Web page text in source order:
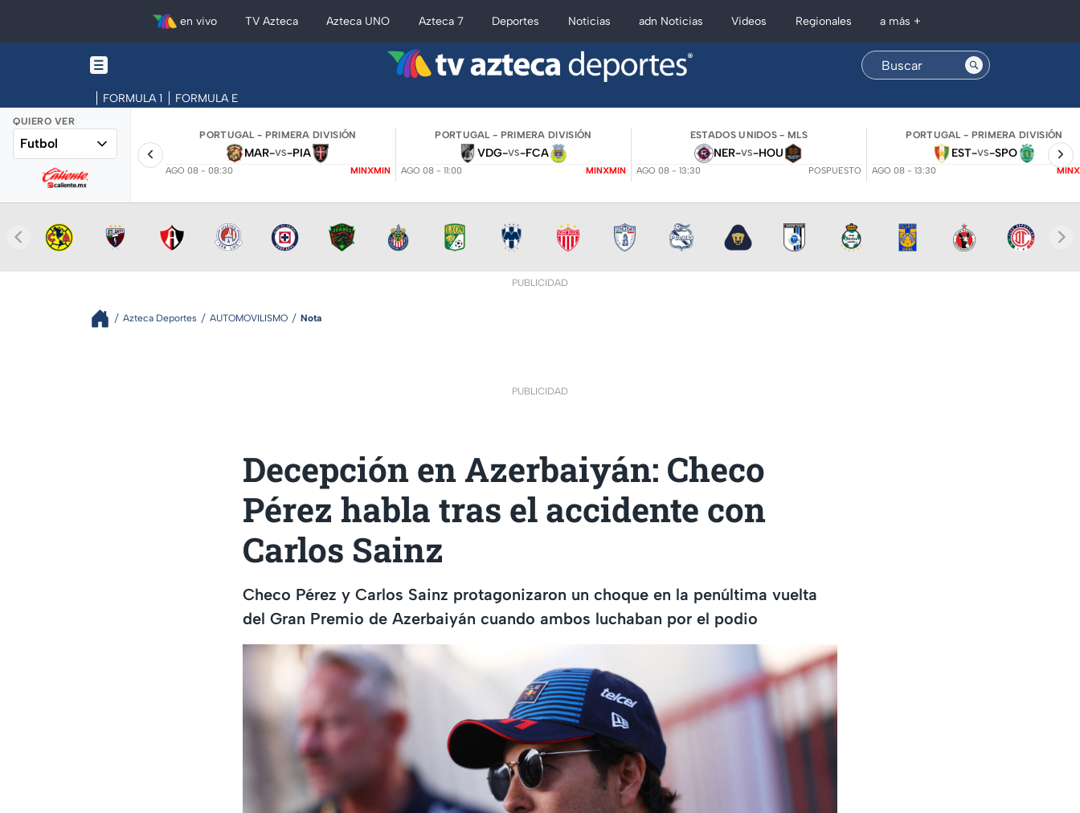
en vivo TV Azteca Azteca UNO Azteca 7 Deportes Noticias adn Noticias Videos Regionales a más +
FORMULA 1 FORMULA E
QUIERO VER
Futbol
PORTUGAL - PRIMERA DIVISIÓN
MAR-VS-PIA
AGO 08 - 08:30 MINXMIN
PORTUGAL - PRIMERA DIVISIÓN
VDG-VS-FCA
AGO 08 - 11:00 MINXMIN
ESTADOS UNIDOS - MLS
NER-VS-HOU
AGO 08 - 13:30 POSPUESTO
PORTUGAL - PRIMERA DIVISIÓN
EST-VS-SPO
AGO 08 - 13:30
PUBLICIDAD
Azteca Deportes AUTOMOVILISMO Nota
PUBLICIDAD
Decepción en Azerbaiyán: Checo
Pérez habla tras el accidente con
Carlos Sainz
Checo Pérez y Carlos Sainz protagonizaron un choque en la penúltima vuelta
del Gran Premio de Azerbaiyán cuando ambos luchaban por el podio